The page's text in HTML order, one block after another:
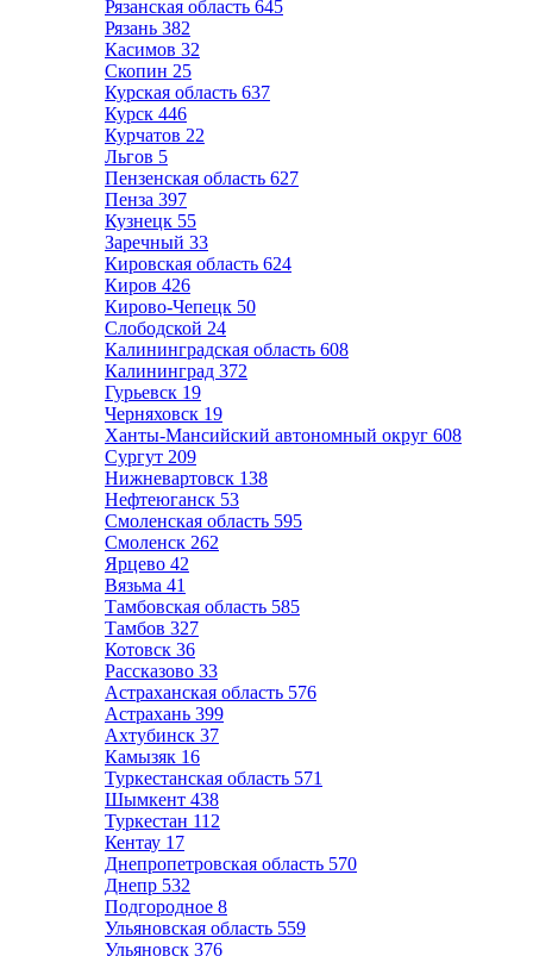
Рязанская область 645
Рязань 382
Касимов 32
Скопин 25
Курская область 637
Курск 446
Курчатов 22
Льгов 5
Пензенская область 627
Пенза 397
Кузнецк 55
Заречный 33
Кировская область 624
Киров 426
Кирово-Чепецк 50
Слободской 24
Калининградская область 608
Калининград 372
Гурьевск 19
Черняховск 19
Ханты-Мансийский автономный округ 608
Сургут 209
Нижневартовск 138
Нефтеюганск 53
Смоленская область 595
Смоленск 262
Ярцево 42
Вязьма 41
Тамбовская область 585
Тамбов 327
Котовск 36
Рассказово 33
Астраханская область 576
Астрахань 399
Ахтубинск 37
Камызяк 16
Туркестанская область 571
Шымкент 438
Туркестан 112
Кентау 17
Днепропетровская область 570
Днепр 532
Подгородное 8
Ульяновская область 559
Ульяновск 376